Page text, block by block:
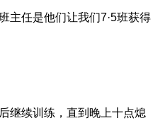
主任是他们让我们7·5班获得
继续训练，直到晚上十点熄